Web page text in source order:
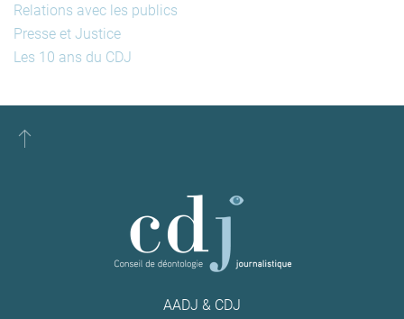
Relations avec les publics
Presse et Justice
Les 10 ans du CDJ
AADJ & CDJ